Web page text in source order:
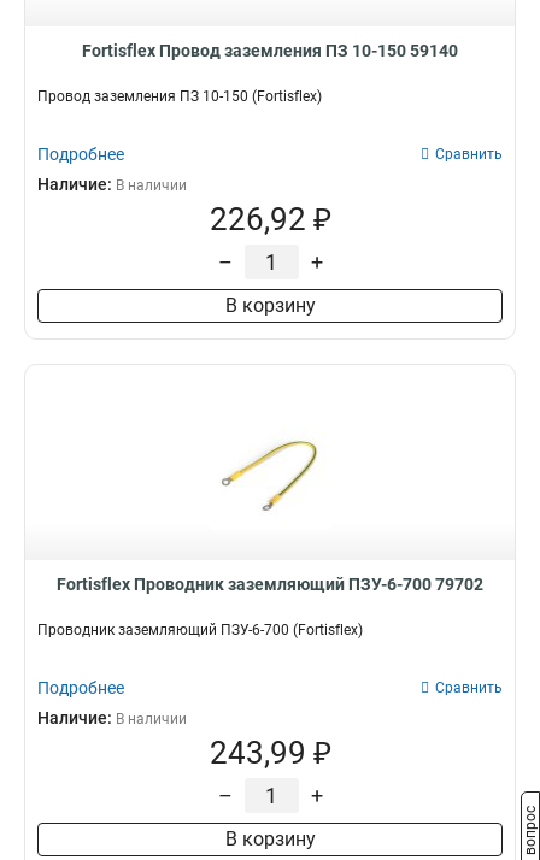
Fortisflex Провод заземления ПЗ 10-150 59140
Провод заземления ПЗ 10-150 (Fortisflex)
Подробнее Сравнить
Наличие: В наличии
226,92 ₽
– +
В корзину
Fortisflex Проводник заземляющий ПЗУ-6-700 79702
Проводник заземляющий ПЗУ-6-700 (Fortisflex)
Подробнее Сравнить
Наличие: В наличии
243,99 ₽
– +
В корзину